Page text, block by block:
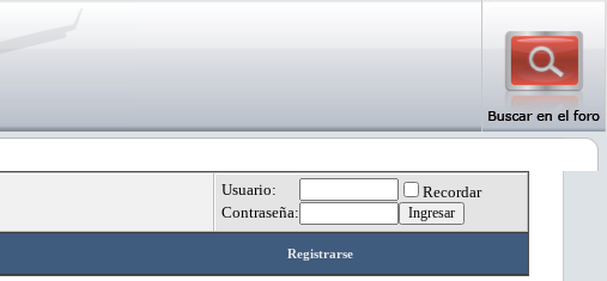
Usuario:
Recordar
Contraseña:
Registrarse